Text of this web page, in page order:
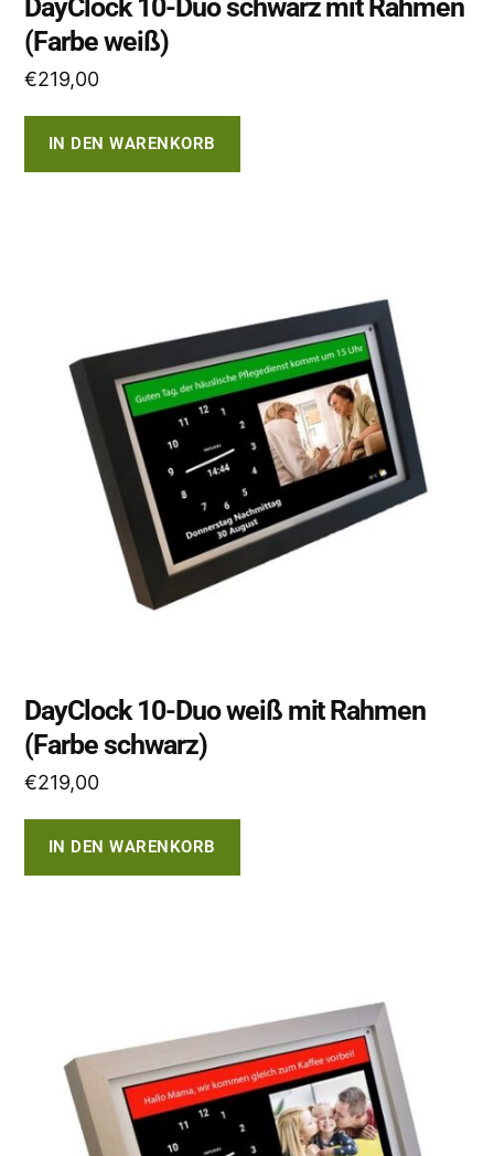
DayClock 10-Duo schwarz mit Rahmen
(Farbe weiß)
€219,00
IN DEN WARENKORB
DayClock 10-Duo weiß mit Rahmen
(Farbe schwarz)
€219,00
IN DEN WARENKORB